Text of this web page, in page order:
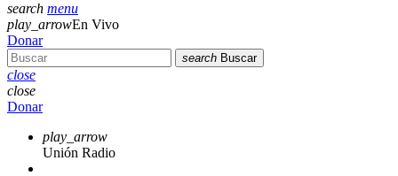
search menu
play_arrowEn Vivo
Donar
search Buscar
close
close
Donar
play_arrow
Unión Radio